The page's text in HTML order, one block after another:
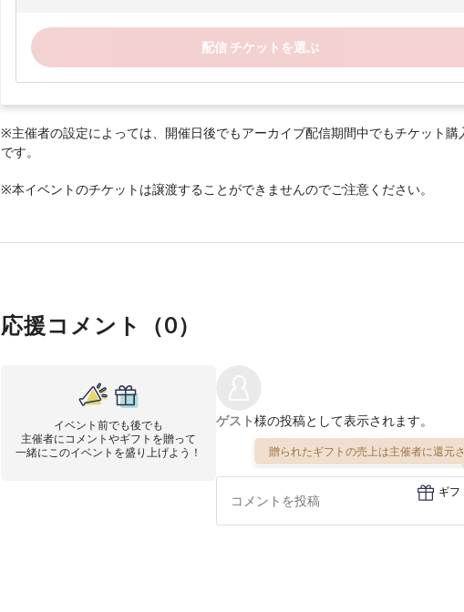
配信 チケットを選ぶ
※主催者の設定によっては、開催日後でもアーカイブ配信期間中でもチケット購
です。
※本イベントのチケットは譲渡することができませんのでご注意ください。
応援コメント（0）
イベント前でも後でも
主催者にコメントやギフトを贈って
一緒にこのイベントを盛り上げよう！
ゲスト様の投稿として表示されます。
贈られたギフトの売上は主催者に還元
ギフ